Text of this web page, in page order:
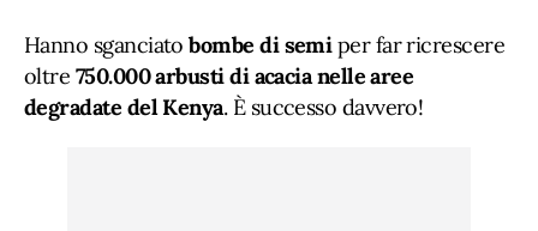
Hanno sganciatobombe di semiper far ricrescere
oltre 750.000 arbusti di acacia nelle aree
degradate del Kenya. È successo davvero!